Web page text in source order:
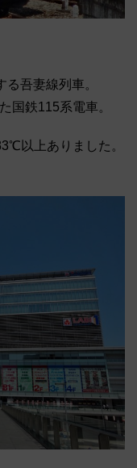
吾妻線列車。
国鉄115系電車。
以上ありました。